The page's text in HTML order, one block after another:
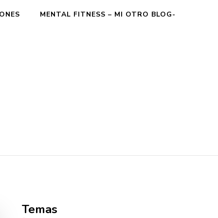
MENTAL FITNESS – MI OTRO BLOG-
Temas